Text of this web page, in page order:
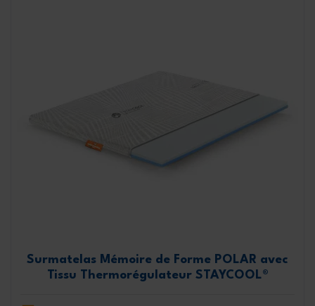
Surmatelas Mémoire de Forme POLAR avec
Tissu Thermorégulateur STAYCOOL®